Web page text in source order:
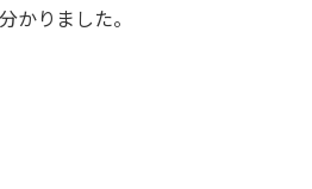
かりました。